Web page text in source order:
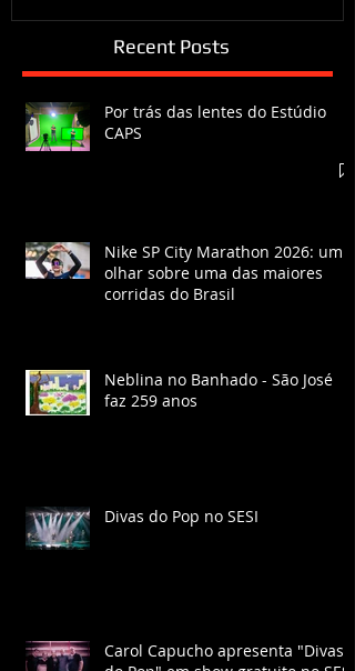
Recent Posts
Por trás das lentes do Estúdio
CAPS
Nike SP City Marathon 2026: um
olhar sobre uma das maiores
corridas do Brasil
Neblina no Banhado - São José
faz 259 anos
Divas do Pop no SESI
Carol Capucho apresenta "Divas